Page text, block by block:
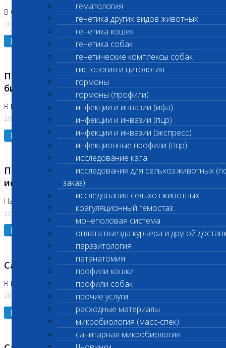
гематология
генетика других видов животных
генетика кошек
генетика собак
генетические комплексы собак
гистология и цитология
гормоны
гормоны (профили)
инфекции и инвазии (ифа)
инфекции и инвазии (пцр)
инфекции и инвазии (экспресс)
инфекционные профили (пцр)
исследование кала
исследования для сельхоз.животных
заказ)
исследования сельхоз.животных
коагуляционный гемостаз
мочеполовая система
оплата выезда курьера и другой
паразитология
патанатомия
профили кошки
профили собак
прочие услуги
расходные материалы
микробиология (масс-спек)
санитарная микробиология
В Сколково. Код (123,309,310)
30.07.2026
Подробнее
Приостановлено выполнение срочных
биохимических исследований
В Бутово 29.07.26
29.07.2026
Подробнее
Приостановлено выполнение биохимических
исследований
На Нагорной. Код ( 123,310,309)
22.07.2026
Подробнее
Санитарные дни
В Коломне 24.07.2026 и 28.07.2026
20.07.2026
Подробнее